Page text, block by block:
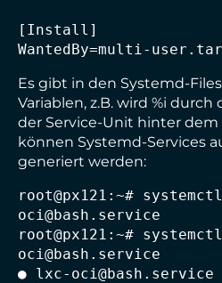
[Install]
WantedBy=multi-
Es gibt in den Systemd-
Variablen, z.B. wird %i durch
der Service-Unit hinter dem
können Systemd-Services
generiert werden:
root@px121:~#
oci@bash.service
root@px121:~#
oci@bash.service
● lxc-